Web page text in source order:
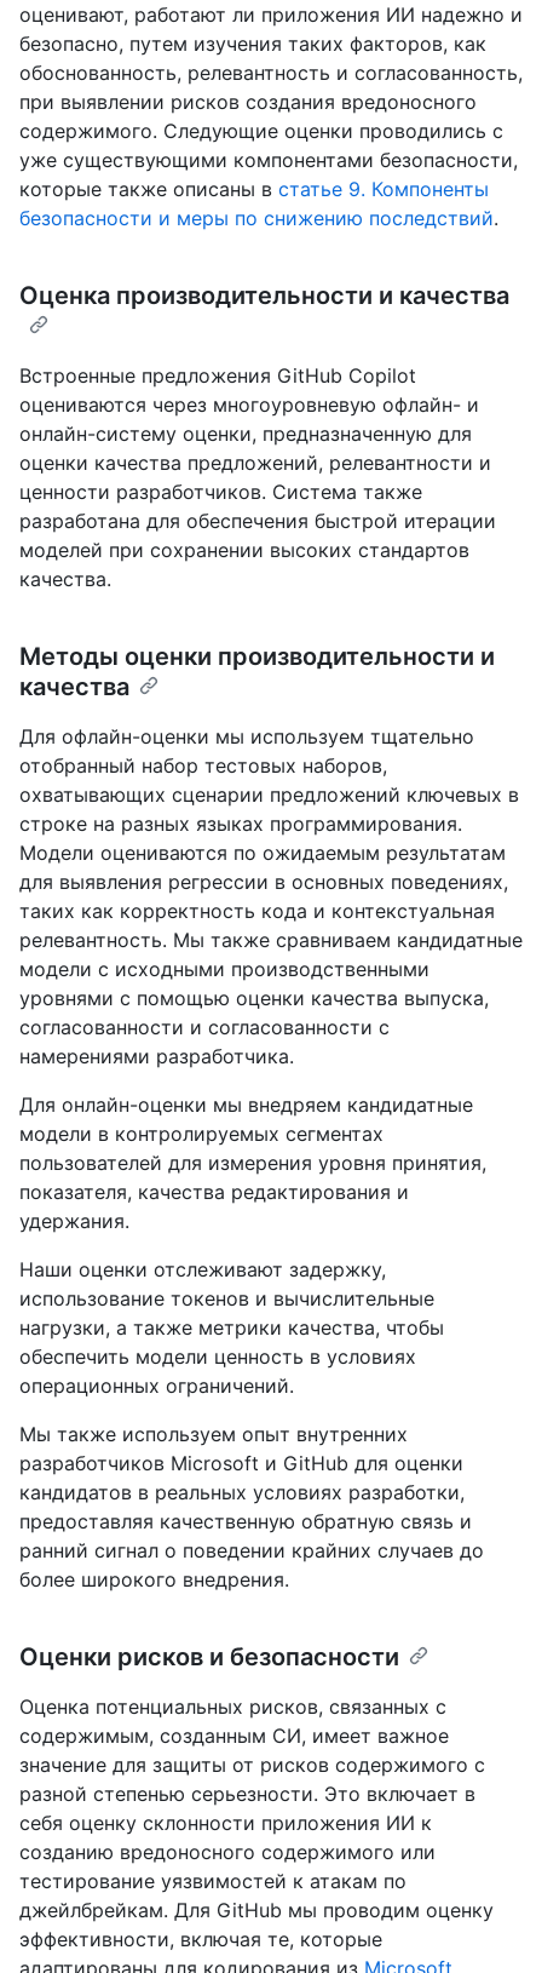
оценивают, работают ли приложения ИИ надежно и
безопасно, путем изучения таких факторов, как
обоснованность, релевантность и согласованность,
при выявлении рисков создания вредоносного
содержимого. Следующие оценки проводились с
уже существующими компонентами безопасности,
которые также описаны в статье 9. Компоненты
безопасности и меры по снижению последствий.
Оценка производительности и качества
Встроенные предложения GitHub Copilot
оцениваются через многоуровневую офлайн- и
онлайн-систему оценки, предназначенную для
оценки качества предложений, релевантности и
ценности разработчиков. Система также
разработана для обеспечения быстрой итерации
моделей при сохранении высоких стандартов
качества.
Методы оценки производительности и
качества
Для офлайн-оценки мы используем тщательно
отобранный набор тестовых наборов,
охватывающих сценарии предложений ключевых в
строке на разных языках программирования.
Модели оцениваются по ожидаемым результатам
для выявления регрессии в основных поведениях,
таких как корректность кода и контекстуальная
релевантность. Мы также сравниваем кандидатные
модели с исходными производственными
уровнями с помощью оценки качества выпуска,
согласованности и согласованности с
намерениями разработчика.
Для онлайн-оценки мы внедряем кандидатные
модели в контролируемых сегментах
пользователей для измерения уровня принятия,
показателя, качества редактирования и
удержания.
Наши оценки отслеживают задержку,
использование токенов и вычислительные
нагрузки, а также метрики качества, чтобы
обеспечить модели ценность в условиях
операционных ограничений.
Мы также используем опыт внутренних
разработчиков Microsoft и GitHub для оценки
кандидатов в реальных условиях разработки,
предоставляя качественную обратную связь и
ранний сигнал о поведении крайних случаев до
более широкого внедрения.
Оценки рисков и безопасности
Оценка потенциальных рисков, связанных с
содержимым, созданным СИ, имеет важное
значение для защиты от рисков содержимого с
разной степенью серьезности. Это включает в
себя оценку склонности приложения ИИ к
созданию вредоносного содержимого или
тестирование уязвимостей к атакам по
джейлбрейкам. Для GitHub мы проводим оценку
эффективности, включая те, которые
адаптированы для кодирования из Microsoft